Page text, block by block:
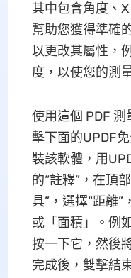
其中包含角度、
幫助您獲得準確
以更改其屬性，
度，以使您的測
使用這個 PDF
擊下面的UPDF
裝該軟體，用
的“註釋”，在頂
具”，選擇“距離”
或「面積」。例
按一下它，然後
完成後，雙擊結